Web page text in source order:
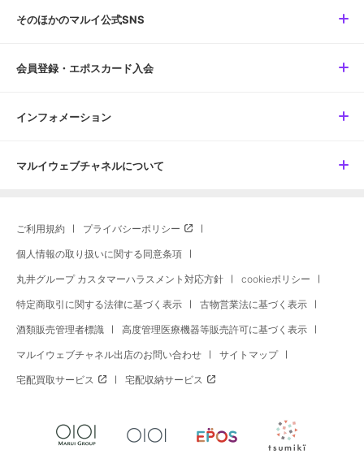
そのほかのマルイ公式SNS
会員登録・エポスカード入会
インフォメーション
マルイウェブチャネルについて
ご利用規約 プライバシーポリシー
個人情報の取り扱いに関する同意条項
丸井グループ カスタマーハラスメント対応方針 cookieポリシー
特定商取引に関する法律に基づく表示 古物営業法に基づく表示
酒類販売管理者標識 高度管理医療機器等販売許可に基づく表示
マルイウェブチャネル出店のお問い合わせ サイトマップ
宅配買取サービス 宅配収納サービス